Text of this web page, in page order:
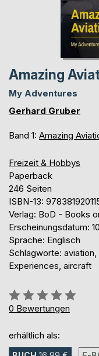
Amazing
My Adventures
Gerhard Gruber
Band 1: Amazing
Freizeit & Hobbys
Paperback
246 Seiten
ISBN-13:
Verlag: BoD - Books
Erscheinungsdatum:
Sprache: Englisch
Schlagworte:
Experiences, aircraft
Bewertung::
0%
0 Bewertungen
erhältlich als: